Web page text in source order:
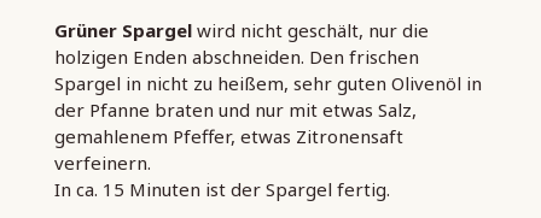
Grüner Spargelwird nicht geschält, nur die
holzigen Enden abschneiden. Den frischen
Spargel in nicht zu heißem, sehr guten Olivenöl in
der Pfanne braten und nur mit etwas Salz,
gemahlenem Pfeffer, etwas Zitronensaft
verfeinern.
In ca. 15 Minuten ist der Spargel fertig.